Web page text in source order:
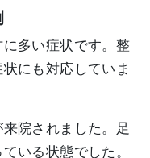
多い症状です。整
にも対応していま
院されました。足
いる状態でした。